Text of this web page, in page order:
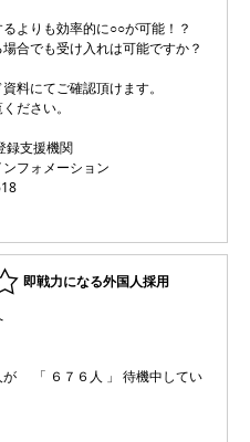
りも効率的に○○が可能！？
でも受け入れは可能ですか？
料にてご確認頂けます。
ださい。
支援機関
フォメーション
即戦力になる外国人採用
「 ６７６人 」 待機中してい